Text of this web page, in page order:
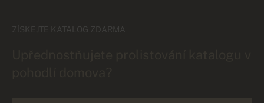
ZÍSKEJTE KATALOG ZDARMA